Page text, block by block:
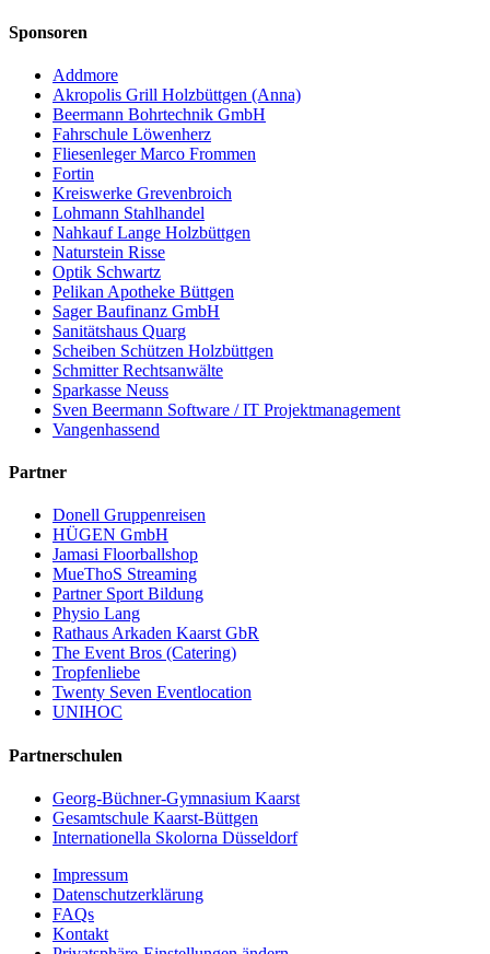
Sponsoren
Addmore
Akropolis Grill Holzbüttgen (Anna)
Beermann Bohrtechnik GmbH
Fahrschule Löwenherz
Fliesenleger Marco Frommen
Fortin
Kreiswerke Grevenbroich
Lohmann Stahlhandel
Nahkauf Lange Holzbüttgen
Naturstein Risse
Optik Schwartz
Pelikan Apotheke Büttgen
Sager Baufinanz GmbH
Sanitätshaus Quarg
Scheiben Schützen Holzbüttgen
Schmitter Rechtsanwälte
Sparkasse Neuss
Sven Beermann Software / IT Projektmanagement
Vangenhassend
Partner
Donell Gruppenreisen
HÜGEN GmbH
Jamasi Floorballshop
MueThoS Streaming
Partner Sport Bildung
Physio Lang
Rathaus Arkaden Kaarst GbR
The Event Bros (Catering)
Tropfenliebe
Twenty Seven Eventlocation
UNIHOC
Partnerschulen
Georg-Büchner-Gymnasium Kaarst
Gesamtschule Kaarst-Büttgen
Internationella Skolorna Düsseldorf
Impressum
Datenschutzerklärung
FAQs
Kontakt